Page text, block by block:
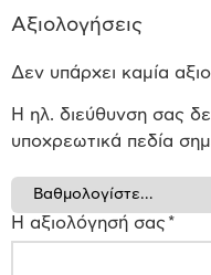
Αξιολογήσεις
Δεν υπάρχει καμία
Η ηλ. διεύθυνση σας
υποχρεωτικά πεδία
Η αξιολόγησή σας *